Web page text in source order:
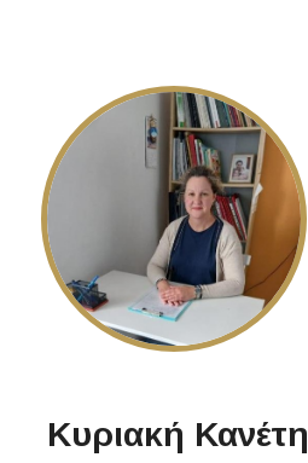
Κυριακή Κανέτη